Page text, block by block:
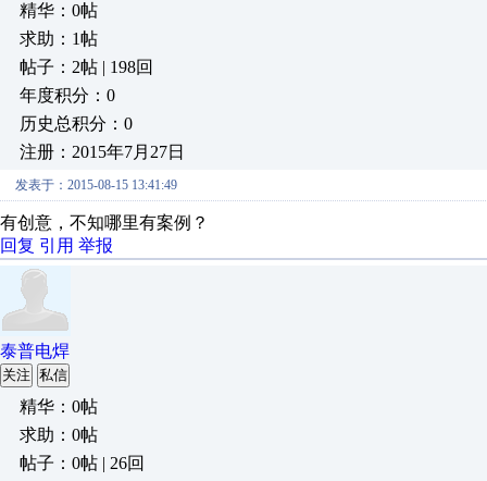
精华：0帖
求助：1帖
帖子：2帖 | 198回
年度积分：0
历史总积分：0
注册：2015年7月27日
发表于：2015-08-15 13:41:49
有创意，不知哪里有案例？
回复 引用 举报
泰普电焊
关注 私信
精华：0帖
求助：0帖
帖子：0帖 | 26回